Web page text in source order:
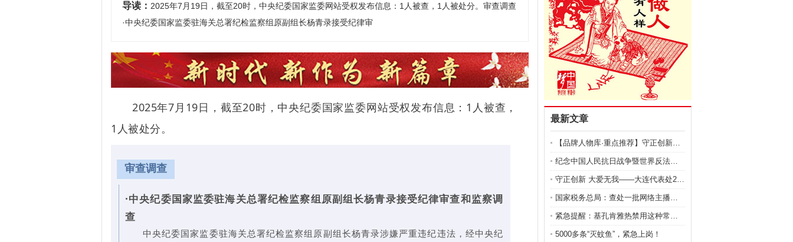
导读： 2025年7月19日，截至20时，中央纪委国家监委网站受权发布信息：1人被查，1人被处分。审查调查
·中央纪委国家监委驻海关总署纪检监察组原副组长杨青录接受纪律审
2025年7月19日，截至20时，中央纪委国家监委网站受权发布信息：1人被查，
1人被处分。
审查调查
·中央纪委国家监委驻海关总署纪检监察组原副组长杨青录接受纪律审查和监察调
查
中央纪委国家监委驻海关总署纪检监察组原副组长杨青录涉嫌严重违纪违法，经中央纪
最新文章
【品牌人物库·重点推荐】守正创新，仁心保髋——李红
纪念中国人民抗日战争暨世界反法西斯战争胜利80周年
守正创新 大爱无我——大连代表处2025-2026
国家税务总局：查处一批网络主播、明星艺人偷逃税案件
紧急提醒：基孔肯雅热禁用这种常见药！
5000多条“灭蚊鱼”，紧急上岗！